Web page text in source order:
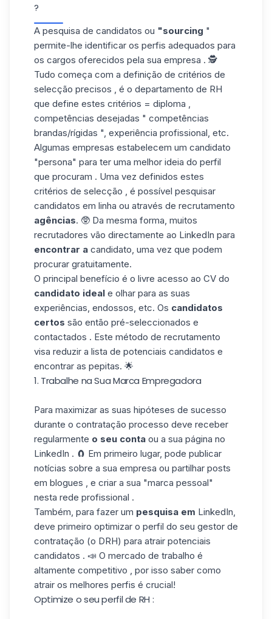
?
A pesquisa de candidatos ou "sourcing "
permite-lhe identificar os perfis adequados para
os cargos oferecidos pela sua empresa . 🕵️
Tudo começa com a definição de critérios de
selecção precisos , é o departamento de RH
que define estes critérios = diploma ,
competências desejadas " competências
brandas/rígidas ", experiência profissional, etc.
Algumas empresas estabelecem um candidato
"persona" para ter uma melhor ideia do perfil
que procuram . Uma vez definidos estes
critérios de selecção , é possível pesquisar
candidatos em linha ou através de recrutamento
agências. 🥸 Da mesma forma, muitos
recrutadores vão directamente ao LinkedIn para
encontrar a candidato, uma vez que podem
procurar gratuitamente.
O principal benefício é o livre acesso ao CV do
candidato ideal e olhar para as suas
experiências, endossos, etc. Os candidatos
certos são então pré-seleccionados e
contactados . Este método de recrutamento
visa reduzir a lista de potenciais candidatos e
encontrar as pepitas. 🌟
1. Trabalhe na Sua Marca Empregadora
Para maximizar as suas hipóteses de sucesso
durante o contratação processo deve receber
regularmente o seu conta ou a sua página no
LinkedIn . 🧲 Em primeiro lugar, pode publicar
notícias sobre a sua empresa ou partilhar posts
em blogues , e criar a sua "marca pessoal"
nesta rede profissional .
Também, para fazer um pesquisa em LinkedIn,
deve primeiro optimizar o perfil do seu gestor de
contratação (o DRH) para atrair potenciais
candidatos . 📣 O mercado de trabalho é
altamente competitivo , por isso saber como
atrair os melhores perfis é crucial!
Optimize o seu perfil de RH :